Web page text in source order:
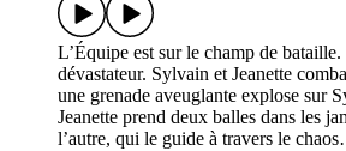
L’Équipe est sur le champ de
dévastateur. Sylvain et Jeanette
une grenade aveuglante explose sur
Jeanette prend deux balles dans les
l’autre, qui le guide à travers le